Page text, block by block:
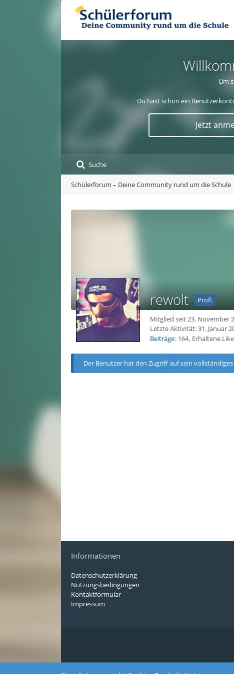
Um
Du hast schon ein
Jetzt
Suche
Schülerforum – Deine Community rund um die Schule
rewolt Profi
Mitglied seit 23. November
Letzte Aktivität:31. Januar
Beiträge 164 Erhaltene
Der Benutzer hat den Zugriff auf sein
Informationen
Datenschutzerklärung
Nutzungsbedingungen
Kontaktformular
Impressum